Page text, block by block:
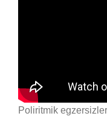
Poliritmik